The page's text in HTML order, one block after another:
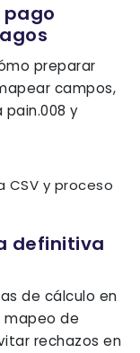
pago
preparar
campos,
pain.008 y
definitiva
de cálculo en
mapeo de
rechazos en